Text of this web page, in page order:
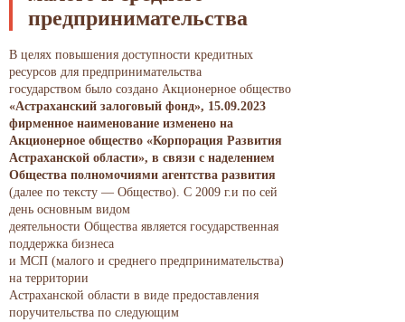
предпринимательства
В целях повышения доступности кредитных
ресурсов для предпринимательства
государством было создано Акционерное общество
«Астраханский залоговый фонд», 15.09.2023
фирменное наименование изменено на
Акционерное общество «Корпорация Развития
Астраханской области», в связи с наделением
Общества полномочиями агентства развития
(далее по тексту — Общество). С 2009 г.и по сей
день основным видом
деятельности Общества является государственная
поддержка бизнеса
и МСП (малого и среднего предпринимательства)
на территории
Астраханской области в виде предоставления
поручительства по следующим